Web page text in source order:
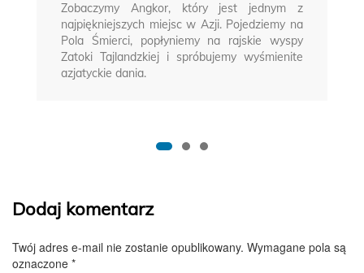
Zobaczymy Angkor, który jest jednym z
najpiękniejszych miejsc w Azji. Pojedziemy na
Pola Śmierci, popłyniemy na rajskie wyspy
Zatoki Tajlandzkiej i spróbujemy wyśmienite
azjatyckie dania.
Dodaj komentarz
Twój adres e-mail nie zostanie opublikowany. Wymagane pola są
oznaczone *